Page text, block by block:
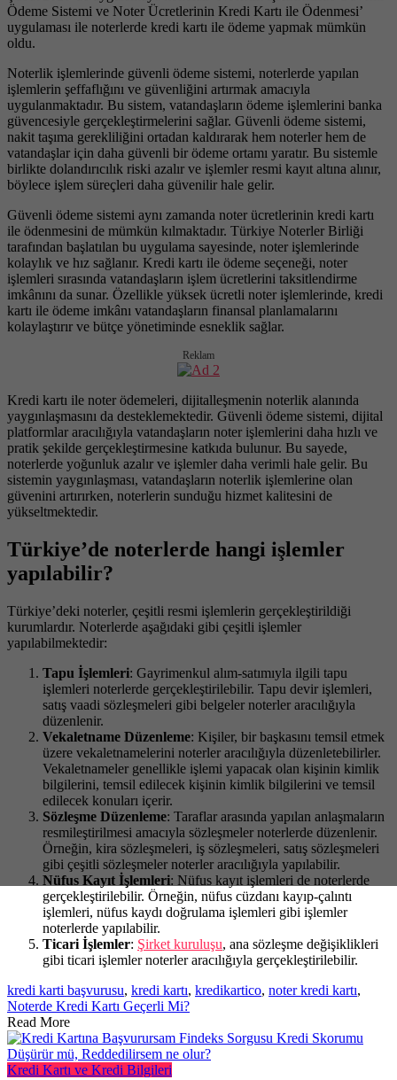
Ödeme Sistemi ve Noter Ücretlerinin Kredi Kartı ile Ödenmesi’
uygulaması ile noterlerde kredi kartı ile ödeme yapmak mümkün
oldu.
Noterlik işlemlerinde güvenli ödeme sistemi, noterlerde yapılan
işlemlerin şeffaflığını ve güvenliğini artırmak amacıyla
uygulanmaktadır. Bu sistem, vatandaşların ödeme işlemlerini banka
güvencesiyle gerçekleştirmelerini sağlar. Güvenli ödeme sistemi,
nakit taşıma gerekliliğini ortadan kaldırarak hem noterler hem de
vatandaşlar için daha güvenli bir ödeme ortamı yaratır. Bu sistemle
birlikte dolandırıcılık riski azalır ve işlemler resmi kayıt altına alınır,
böylece işlem süreçleri daha güvenilir hale gelir.
Güvenli ödeme sistemi aynı zamanda noter ücretlerinin kredi kartı
ile ödenmesini de mümkün kılmaktadır. Türkiye Noterler Birliği
tarafından başlatılan bu uygulama sayesinde, noter işlemlerinde
kolaylık ve hız sağlanır. Kredi kartı ile ödeme seçeneği, noter
işlemleri sırasında vatandaşların işlem ücretlerini taksitlendirme
imkânını da sunar. Özellikle yüksek ücretli noter işlemlerinde, kredi
kartı ile ödeme imkânı vatandaşların finansal planlamalarını
kolaylaştırır ve bütçe yönetiminde esneklik sağlar.
Reklam
Kredi kartı ile noter ödemeleri, dijitalleşmenin noterlik alanında
yaygınlaşmasını da desteklemektedir. Güvenli ödeme sistemi, dijital
platformlar aracılığıyla vatandaşların noter işlemlerini daha hızlı ve
pratik şekilde gerçekleştirmesine katkıda bulunur. Bu sayede,
noterlerde yoğunluk azalır ve işlemler daha verimli hale gelir. Bu
sistemin yaygınlaşması, vatandaşların noterlik işlemlerine olan
güvenini artırırken, noterlerin sunduğu hizmet kalitesini de
yükseltmektedir.
Türkiye’de noterlerde hangi işlemler
yapılabilir?
Türkiye’deki noterler, çeşitli resmi işlemlerin gerçekleştirildiği
kurumlardır. Noterlerde aşağıdaki gibi çeşitli işlemler
yapılabilmektedir:
Tapu İşlemleri: Gayrimenkul alım-satımıyla ilgili tapu
işlemleri noterlerde gerçekleştirilebilir. Tapu devir işlemleri,
satış vaadi sözleşmeleri gibi belgeler noterler aracılığıyla
düzenlenir.
Vekaletname Düzenleme: Kişiler, bir başkasını temsil etmek
üzere vekaletnamelerini noterler aracılığıyla düzenletebilirler.
Vekaletnameler genellikle işlemi yapacak olan kişinin kimlik
bilgilerini, temsil edilecek kişinin kimlik bilgilerini ve temsil
edilecek konuları içerir.
Sözleşme Düzenleme: Taraflar arasında yapılan anlaşmaların
resmileştirilmesi amacıyla sözleşmeler noterlerde düzenlenir.
Örneğin, kira sözleşmeleri, iş sözleşmeleri, satış sözleşmeleri
gibi çeşitli sözleşmeler noterler aracılığıyla yapılabilir.
Nüfus Kayıt İşlemleri: Nüfus kayıt işlemleri de noterlerde
gerçekleştirilebilir. Örneğin, nüfus cüzdanı kayıp-çalıntı
işlemleri, nüfus kaydı doğrulama işlemleri gibi işlemler
noterlerde yapılabilir.
Ticari İşlemler: Şirket kuruluşu, ana sözleşme değişiklikleri
gibi ticari işlemler noterler aracılığıyla gerçekleştirilebilir.
kredi karti başvurusu, kredi kartı, kredikartico, noter kredi kartı,
Noterde Kredi Kartı Geçerli Mi?
Read More
Kredi Kartı ve Kredi Bilgileri